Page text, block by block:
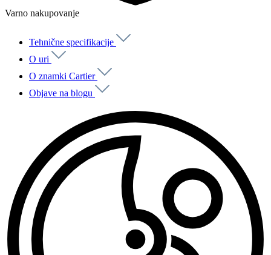
Varno nakupovanje
Tehnične specifikacije
O uri
O znamki Cartier
Objave na blogu